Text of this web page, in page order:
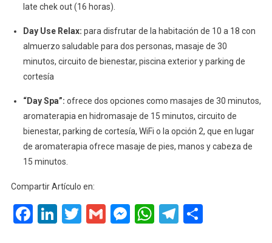
late chek out (16 horas).
Day Use Relax: para disfrutar de la habitación de 10 a 18 con
almuerzo saludable para dos personas, masaje de 30
minutos, circuito de bienestar, piscina exterior y parking de
cortesía
“Day Spa”: ofrece dos opciones como masajes de 30 minutos,
aromaterapia en hidromasaje de 15 minutos, circuito de
bienestar, parking de cortesía, WiFi o la opción 2, que en lugar
de aromaterapia ofrece masaje de pies, manos y cabeza de
15 minutos.
Compartir Artículo en:
Facebook
LinkedIn
Twitter
GmailMessenger
WhatsApp
Telegram